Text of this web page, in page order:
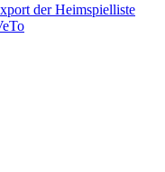
der Heimspielliste